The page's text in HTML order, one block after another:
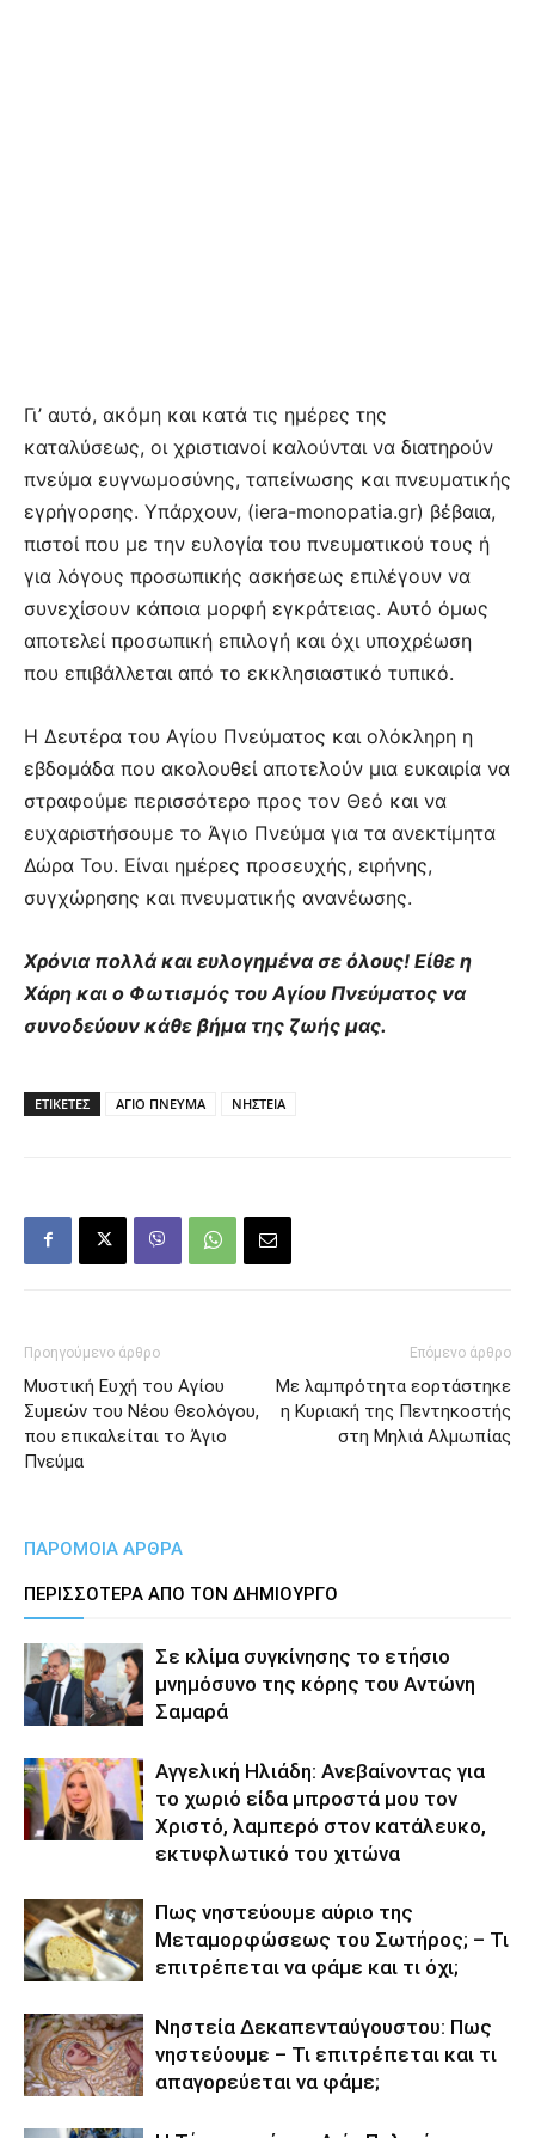
Γι’ αυτό, ακόμη και κατά τις ημέρες της
καταλύσεως, οι χριστιανοί καλούνται να διατηρούν
πνεύμα ευγνωμοσύνης, ταπείνωσης και πνευματικής
εγρήγορσης. Υπάρχουν, (iera-monopatia.gr) βέβαια,
πιστοί που με την ευλογία του πνευματικού τους ή
για λόγους προσωπικής ασκήσεως επιλέγουν να
συνεχίσουν κάποια μορφή εγκράτειας. Αυτό όμως
αποτελεί προσωπική επιλογή και όχι υποχρέωση
που επιβάλλεται από το εκκλησιαστικό τυπικό.
Η Δευτέρα του Αγίου Πνεύματος και ολόκληρη η
εβδομάδα που ακολουθεί αποτελούν μια ευκαιρία να
στραφούμε περισσότερο προς τον Θεό και να
ευχαριστήσουμε το Άγιο Πνεύμα για τα ανεκτίμητα
Δώρα Του. Είναι ημέρες προσευχής, ειρήνης,
συγχώρησης και πνευματικής ανανέωσης.
Χρόνια πολλά και ευλογημένα σε όλους! Είθε η
Χάρη και ο Φωτισμός του Αγίου Πνεύματος να
συνοδεύουν κάθε βήμα της ζωής μας.
ΕΤΙΚΕΤΕΣ ΑΓΙΟ ΠΝΕΥΜΑ ΝΗΣΤΕΙΑ
Προηγούμενο άρθρο
Μυστική Ευχή του Αγίου
Συμεών του Νέου Θεολόγου,
που επικαλείται το Άγιο
Πνεύμα
Επόμενο άρθρο
Με λαμπρότητα εορτάστηκε
η Κυριακή της Πεντηκοστής
στη Μηλιά Αλμωπίας
ΠΑΡΟΜΟΙΑ ΑΡΘΡΑ
ΠΕΡΙΣΣΟΤΕΡΑ ΑΠΟ ΤΟΝ ΔΗΜΙΟΥΡΓΟ
Σε κλίμα συγκίνησης το ετήσιο
μνημόσυνο της κόρης του Αντώνη
Σαμαρά
Αγγελική Ηλιάδη: Ανεβαίνοντας για
το χωριό είδα μπροστά μου τον
Χριστό, λαμπερό στον κατάλευκο,
εκτυφλωτικό του χιτώνα
Πως νηστεύουμε αύριο της
Μεταμορφώσεως του Σωτήρος; – Τι
επιτρέπεται να φάμε και τι όχι;
Νηστεία Δεκαπενταύγουστου: Πως
νηστεύουμε – Τι επιτρέπεται και τι
απαγορεύεται να φάμε;